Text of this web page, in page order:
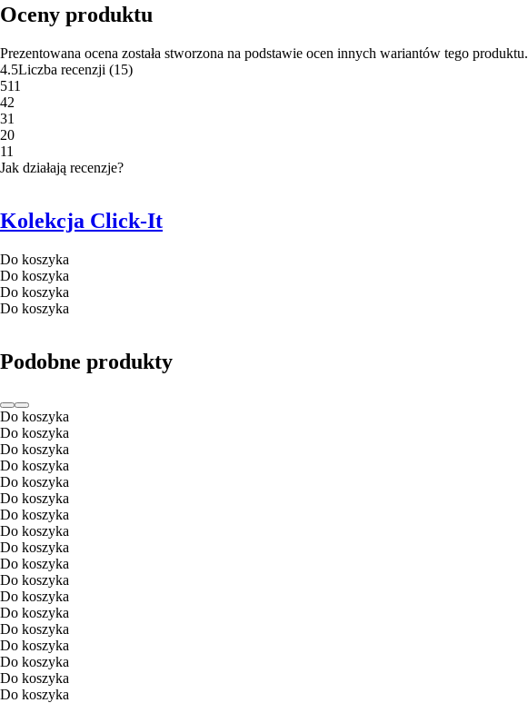
Oceny produktu
Prezentowana ocena została stworzona na podstawie ocen innych wariantów tego produktu.
4.5Liczba recenzji (15)
511
42
31
20
11
Jak działają recenzje?
Kolekcja Click-It
Do koszyka
Do koszyka
Do koszyka
Do koszyka
Podobne produkty
Do koszyka
Do koszyka
Do koszyka
Do koszyka
Do koszyka
Do koszyka
Do koszyka
Do koszyka
Do koszyka
Do koszyka
Do koszyka
Do koszyka
Do koszyka
Do koszyka
Do koszyka
Do koszyka
Do koszyka
Do koszyka